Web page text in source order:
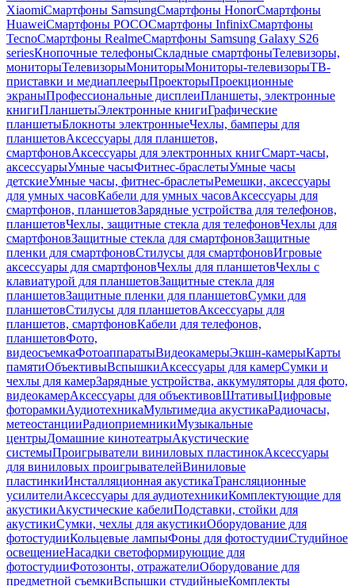
XiaomiСмартфоны SamsungСмартфоны HonorСмартфоны
HuaweiСмартфоны POCOСмартфоны InfinixСмартфоны
TecnoСмартфоны RealmeСмартфоны Samsung Galaxy S26
seriesКнопочные телефоныСкладные смартфоныТелевизоры,
мониторыТелевизорыМониторыМониторы-телевизорыТВ-
приставки и медиаплеерыПроекторыПроекционные
экраныПрофессиональные дисплеиПланшеты, электронные
книгиПланшетыЭлектронные книгиГрафические
планшетыБлокноты электронныеЧехлы, бамперы для
планшетовАксессуары для планшетов,
смартфоновАксессуары для электронных книгСмарт-часы,
аксессуарыУмные часыФитнес-браслетыУмные часы
детскиеУмные часы, фитнес-браслетыРемешки, аксессуары
для умных часовКабели для умных часовАксессуары для
смартфонов, планшетовЗарядные устройства для телефонов,
планшетовЧехлы, защитные стекла для телефоновЧехлы для
смартфоновЗащитные стекла для смартфоновЗащитные
пленки для смартфоновСтилусы для смартфоновИгровые
аксессуары для смартфоновЧехлы для планшетовЧехлы с
клавиатурой для планшетовЗащитные стекла для
планшетовЗащитные пленки для планшетовСумки для
планшетовСтилусы для планшетовАксессуары для
планшетов, смартфоновКабели для телефонов,
планшетовФото,
видеосъемкаФотоаппаратыВидеокамерыЭкшн-камерыКарты
памятиОбъективыВспышкиАксессуары для камерСумки и
чехлы для камерЗарядные устройства, аккумуляторы для фото,
видеокамерАксессуары для объективовШтативыЦифровые
фоторамкиАудиотехникаМультимедиа акустикаРадиочасы,
метеостанцииРадиоприемникиМузыкальные
центрыДомашние кинотеатрыАкустические
системыПроигрыватели виниловых пластинокАксессуары
для виниловых проигрывателейВиниловые
пластинкиИнсталляционная акустикаТрансляционные
усилителиАксессуары для аудиотехникиКомплектующие для
акустикиАкустические кабелиПодставки, стойки для
акустикиСумки, чехлы для акустикиОборудование для
фотостудииКольцевые лампыФоны для фотостудииСтудийное
освещениеНасадки светоформирующие для
фотостудииФотозонты, отражателиОборудование для
предметной съемкиВспышки студийныеКомплекты